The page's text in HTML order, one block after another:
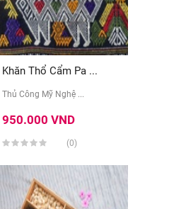
Khăn Thổ Cẩm Pa ...
Thủ Công Mỹ Nghệ ...
950.000 VND
(0)